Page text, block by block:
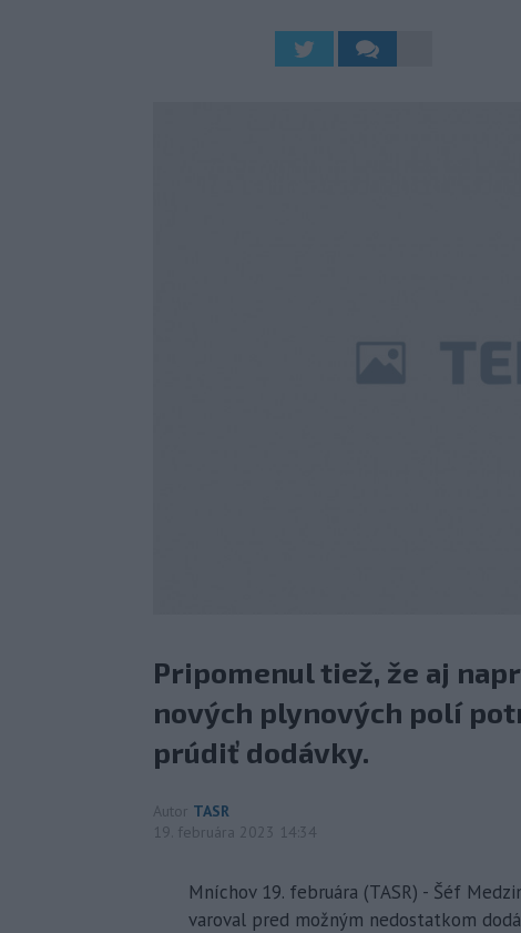
Pripomenul tiež, že aj
nových plynových polí
prúdiť dodávky.
Autor TASR
19. februára 2023 14:34
Mníchov 19. februára (TASR) - Šéf
varoval pred možným nedostatkom